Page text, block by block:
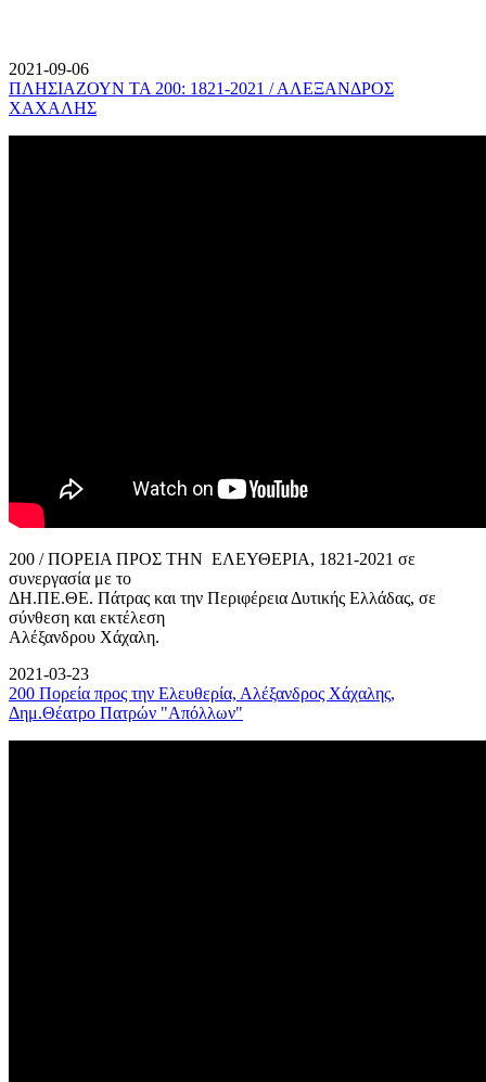
2021-09-06
ΠΛΗΣΙΑΖΟΥΝ ΤΑ 200: 1821-2021 / ΑΛΕΞΑΝΔΡΟΣ
ΧΑΧΑΛΗΣ
200 / ΠΟΡΕΙΑ ΠΡΟΣ ΤΗΝ ΕΛΕΥΘΕΡΙΑ, 1821-2021 σε
συνεργασία με το
ΔΗ.ΠΕ.ΘΕ. Πάτρας και την Περιφέρεια Δυτικής Ελλάδας, σε
σύνθεση και εκτέλεση
Αλέξανδρου Χάχαλη.
2021-03-23
200 Πορεία προς την Ελευθερία, Αλέξανδρος Χάχαλης,
Δημ.Θέατρο Πατρών "Απόλλων"